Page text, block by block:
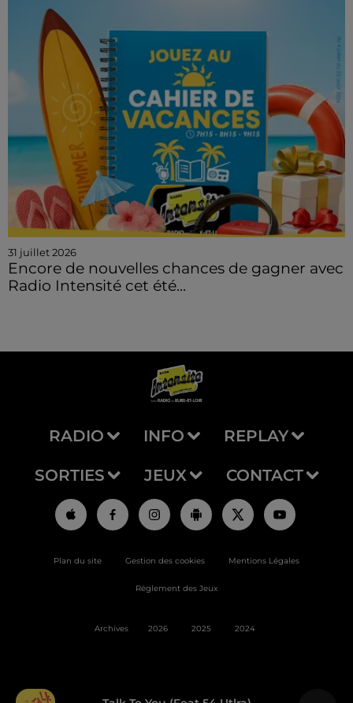
31 juillet 2026
Encore de nouvelles chances de gagner avec
Radio Intensité cet été...
RADIO INFO REPLAY
SORTIES JEUX CONTACT
Plan du site Gestion des cookies Mentions Légales
Règlement des Jeux
Archives 2026 2025 2024